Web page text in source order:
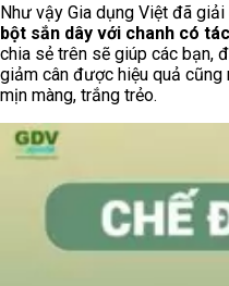
Như vậy Gia dụng Việt đã
bột sắn dây với chanh có
chia sẻ trên sẽ giúp các bạn,
giảm cân được hiệu quả
mịn màng, trắng trẻo.